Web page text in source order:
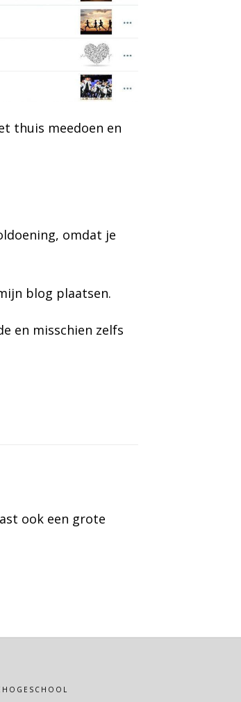
thuis meedoen en
omdat je
blog plaatsen.
en misschien zelfs
ook een grote